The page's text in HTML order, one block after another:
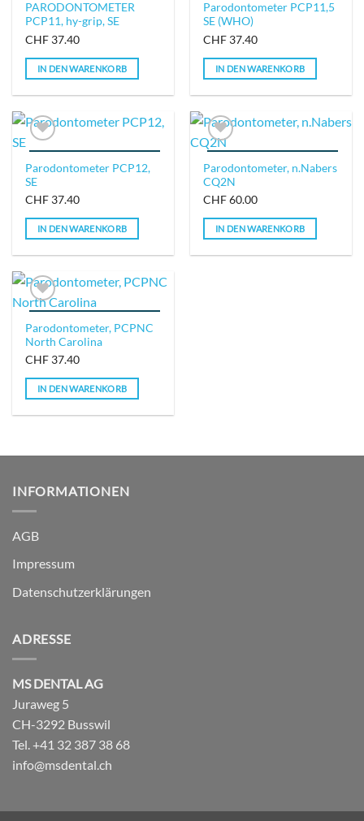
IN DIE WUNSCHLISTE
PARODONTOMETER
PCP11, hy-grip, SE
CHF 37.40
IN DEN WARENKORB
IN DIE WUNSCHLISTE
Parodontometer PCP11,5
SE (WHO)
CHF 37.40
IN DEN WARENKORB
IN DIE WUNSCHLISTE
Parodontometer PCP12,
SE
CHF 37.40
IN DEN WARENKORB
Parodontometer, n.Nabers
CQ2N
CHF60.00
IN DEN WARENKORB
Parodontometer, PCPNC
North Carolina
CHF 37.40
IN DEN WARENKORB
INFORMATIONEN
AGB
Impressum
Datenschutzerklärungen
ADRESSE
MS DENTAL AG
Juraweg 5
CH-3292 Busswil
Tel. +41 32 387 38 68
info@msdental.ch